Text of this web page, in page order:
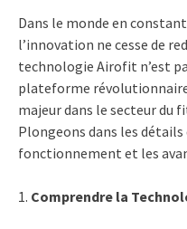
Dans le monde en
l’innovation ne cesse de
technologie Airofit n’est
plateforme
majeur dans le secteur du
Plongeons dans les
fonctionnement et les
1. Comprendre la